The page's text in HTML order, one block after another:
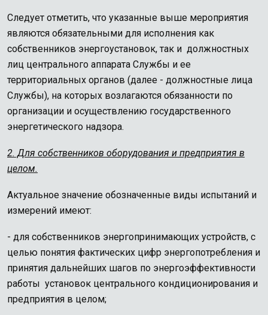
Следует отметить, что указанные выше мероприятия
являются обязательными для исполнения как
собственников энергоустановок, так и должностных
лиц центрального аппарата Службы и ее
территориальных органов (далее - должностные лица
Службы), на которых возлагаются обязанности по
организации и осуществлению государственного
энергетического надзора.
2. Для собственников оборудования и предприятия в
целом.
Актуальное значение обозначенные виды испытаний и
измерений имеют:
- для собственников энергопринимающих устройств, с
целью понятия фактических цифр энергопотребления и
принятия дальнейших шагов по энергоэффективности
работы установок центрального кондиционирования и
предприятия в целом;